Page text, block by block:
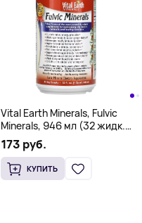
Vital Earth Minerals, Fulvic
Minerals, 946 мл (32 жидк.
унции)
173 руб.
КУПИТЬ